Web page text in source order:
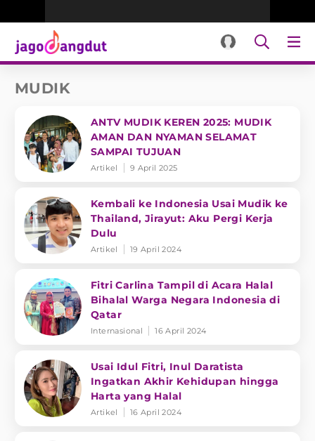
MUDIK
ANTV MUDIK KEREN 2025: MUDIK
AMAN DAN NYAMAN SELAMAT
SAMPAI TUJUAN
Artikel 9 April 2025
Kembali ke Indonesia Usai Mudik ke
Thailand, Jirayut: Aku Pergi Kerja
Dulu
Artikel 19 April 2024
Fitri Carlina Tampil di Acara Halal
Bihalal Warga Negara Indonesia di
Qatar
Internasional 16 April 2024
Usai Idul Fitri, Inul Daratista
Ingatkan Akhir Kehidupan hingga
Harta yang Halal
Artikel 16 April 2024